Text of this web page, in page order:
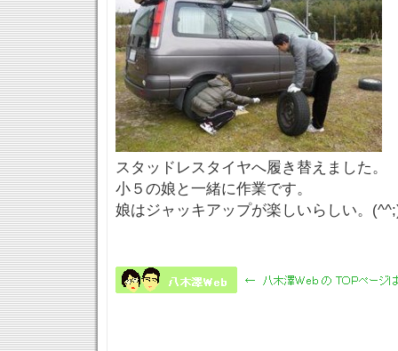
スタッドレスタイヤへ履き替えました。
小５の娘と一緒に作業です。
娘はジャッキアップが楽しいらしい。